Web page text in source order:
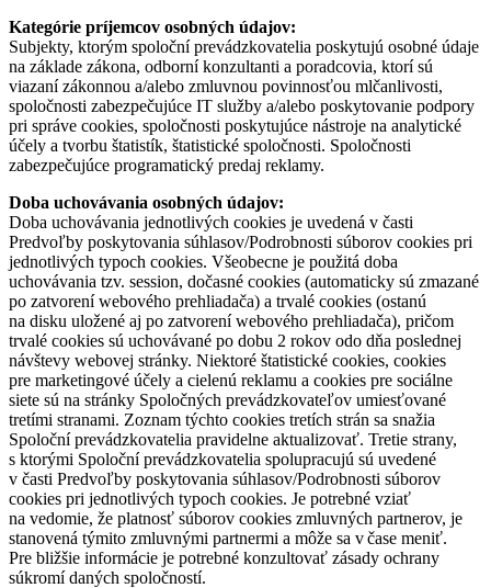
Kategórie príjemcov osobných údajov:
Subjekty, ktorým spoloční prevádzkovatelia poskytujú osobné údaje
na základe zákona, odborní konzultanti a poradcovia, ktorí sú
viazaní zákonnou a/alebo zmluvnou povinnosťou mlčanlivosti,
spoločnosti zabezpečujúce IT služby a/alebo poskytovanie podpory
pri správe cookies, spoločnosti poskytujúce nástroje na analytické
účely a tvorbu štatistík, štatistické spoločnosti. Spoločnosti
zabezpečujúce programatický predaj reklamy.
Doba uchovávania osobných údajov:
Doba uchovávania jednotlivých cookies je uvedená v časti
Predvoľby poskytovania súhlasov/Podrobnosti súborov cookies pri
jednotlivých typoch cookies. Všeobecne je použitá doba
uchovávania tzv. session, dočasné cookies (automaticky sú zmazané
po zatvorení webového prehliadača) a trvalé cookies (ostanú
na disku uložené aj po zatvorení webového prehliadača), pričom
trvalé cookies sú uchovávané po dobu 2 rokov odo dňa poslednej
návštevy webovej stránky. Niektoré štatistické cookies, cookies
pre marketingové účely a cielenú reklamu a cookies pre sociálne
siete sú na stránky Spoločných prevádzkovateľov umiesťované
tretími stranami. Zoznam týchto cookies tretích strán sa snažia
Spoloční prevádzkovatelia pravidelne aktualizovať. Tretie strany,
s ktorými Spoloční prevádzkovatelia spolupracujú sú uvedené
v časti Predvoľby poskytovania súhlasov/Podrobnosti súborov
cookies pri jednotlivých typoch cookies. Je potrebné vziať
na vedomie, že platnosť súborov cookies zmluvných partnerov, je
stanovená týmito zmluvnými partnermi a môže sa v čase meniť.
Pre bližšie informácie je potrebné konzultovať zásady ochrany
súkromí daných spoločností.